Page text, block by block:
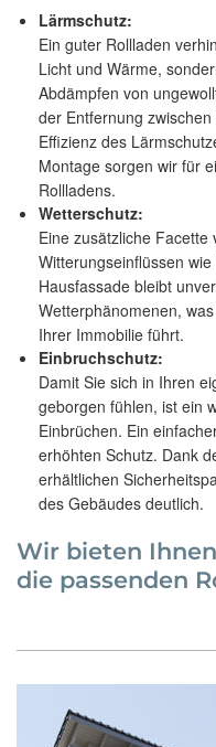
Lärmschutz:
Ein guter Rollladen
Licht und Wärme,
Abdämpfen von
der Entfernung
Effizienz des
Montage sorgen wir für
Rollladens.
Wetterschutz:
Eine zusätzliche
Witterungseinflüssen
Hausfassade bleibt
Wetterphänomenen,
Ihrer Immobilie führt.
Einbruchschutz:
Damit Sie sich in Ihren
geborgen fühlen, ist ein
Einbrüchen. Ein
erhöhten Schutz. Dank
erhältlichen
des Gebäudes deutlich.
Wir bieten
die passenden